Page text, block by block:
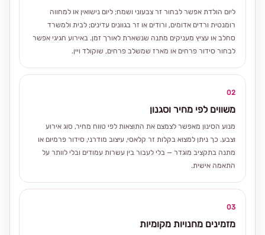
ליום הולדת אפשר לבחור זר צבעוני ושמח; ליום נישואין או למחווה
רומנטית ורדים אדומים, ורודים או זר בגוונים עדינים; לבית ולמשרד
סחלב או עציץ מעניקים מתנה שנשארת לאורך זמן. באירוע חגיגי אפשר
לבחור סידור פרחים או מארז שמשלב פרחים, שוקולד ויין.
02
משווים לפי מחיר וסגנון
מנוע הסינון מאפשר לצמצם את התוצאות לפי טווח מחיר, סוג אירוע
וצבע. כך ניתן למצוא בקלות זר קלאסי, עיצוב מודרני, סידור פרמיום או
מתנה בתקציב מוגדר — בלי לעבור בין עשרות עמודים ובלי לוותר על
התאמה אישית.
03
מזמינים מחנויות מקומיות